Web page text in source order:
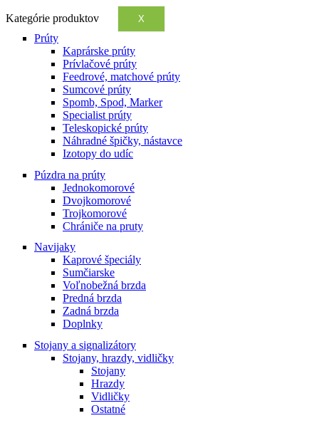
Kategórie produktov X
Prúty
Kaprárske prúty
Prívlačové prúty
Feedrové, matchové prúty
Sumcové prúty
Spomb, Spod, Marker
Specialist prúty
Teleskopické prúty
Náhradné špičky, nástavce
Izotopy do udíc
Púzdra na prúty
Jednokomorové
Dvojkomorové
Trojkomorové
Chrániče na pruty
Navijaky
Kaprové špeciály
Sumčiarske
Voľnobežná brzda
Predná brzda
Zadná brzda
Doplnky
Stojany a signalizátory
Stojany, hrazdy, vidličky
Stojany
Hrazdy
Vidličky
Ostatné